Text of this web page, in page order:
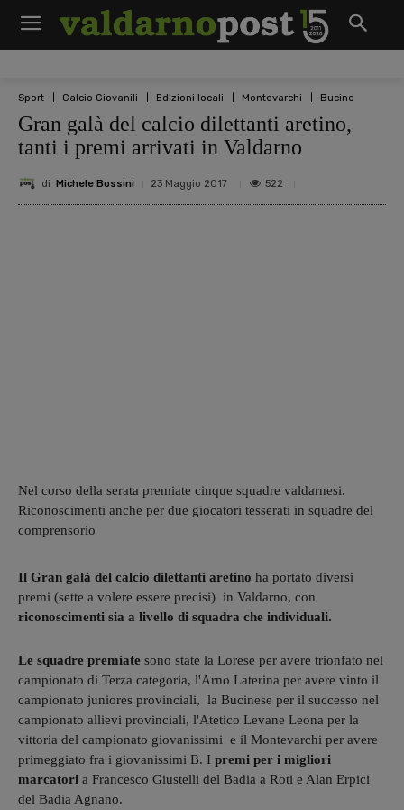
Sport Calcio Giovanili Edizioni locali Montevarchi Bucine
Gran galà del calcio dilettanti aretino,
tanti i premi arrivati in Valdarno
di Michele Bossini 23 Maggio 2017 522
Nel corso della serata premiate cinque squadre valdarnesi.
Riconoscimenti anche per due giocatori tesserati in squadre del
comprensorio
Il Gran galà del calcio dilettanti aretino ha portato diversi
premi (sette a volere essere precisi) in Valdarno, con
riconoscimenti sia a livello di squadra che individuali.
Le squadre premiate sono state la Lorese per avere trionfato nel
campionato di Terza categoria, l'Arno Laterina per avere vinto il
campionato juniores provinciali, la Bucinese per il successo nel
campionato allievi provinciali, l'Atetico Levane Leona per la
vittoria del campionato giovanissimi e il Montevarchi per avere
primeggiato fra i giovanissimi B. I premi per i migliori
marcatori a Francesco Giustelli del Badia a Roti e Alan Erpici
del Badia Agnano.